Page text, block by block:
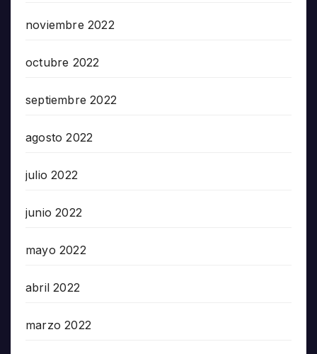
noviembre 2022
octubre 2022
septiembre 2022
agosto 2022
julio 2022
junio 2022
mayo 2022
abril 2022
marzo 2022